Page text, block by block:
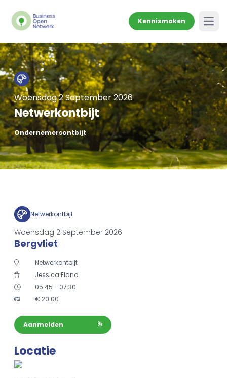
Kennismaken
Woensdag 2 September 2026
Netwerkontbijt
Ondernemersontbijt
Netwerkontbijt
Woensdag 2 September 2026
Bergvliet
Netwerkontbijt
Jessica Eland
05:45 - 07:30
€ 20.00
Aanmelden
Locatie